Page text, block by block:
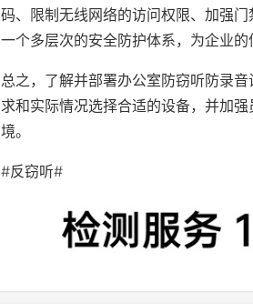
码、限制无线网络的访问权限、加强
一个多层次的安全防护体系，为企业的
总之，了解并部署办公室防窃听防录
求和实际情况选择合适的设备，并加
境。
#反窃听#